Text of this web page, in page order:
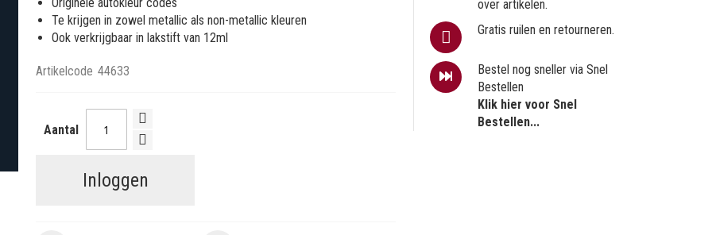
Te krijgen in zowel metallic als non-metallic kleuren
Ook verkrijgbaar in lakstift van 12ml
Artikelcode 44633
Aantal
Inloggen
over artikelen.
Gratis ruilen en retourneren.
Bestel nog sneller via Snel
Bestellen
Klik hier voor Snel
Bestellen...